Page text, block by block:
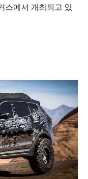
스에서 개최되고 있